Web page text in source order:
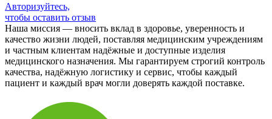
Авторизуйтесь,
чтобы оставить отзыв
Наша миссия — вносить вклад в здоровье, уверенность и
качество жизни людей, поставляя медицинским учреждениям
и частным клиентам надёжные и доступные изделия
медицинского назначения. Мы гарантируем строгий контроль
качества, надёжную логистику и сервис, чтобы каждый
пациент и каждый врач могли доверять каждой поставке.